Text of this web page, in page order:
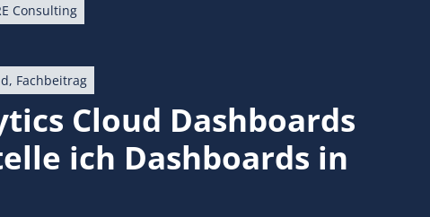
Consulting
, Fachbeitrag
Cloud Dashboards
ich Dashboards in